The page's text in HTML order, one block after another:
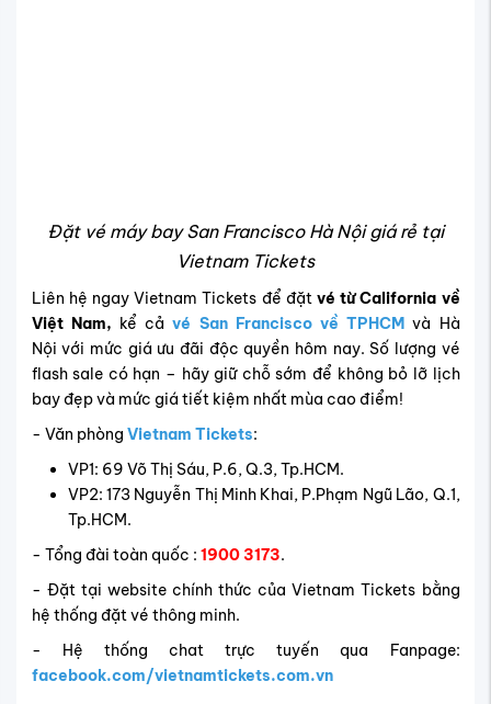
Đặt vé máy bay San Francisco Hà Nội giá rẻ tại
Vietnam Tickets
Liên hệ ngay Vietnam Tickets để đặt vé từ California về
Việt Nam, kể cảvé San Francisco về TPHCM và Hà
Nội với mức giá ưu đãi độc quyền hôm nay. Số lượng vé
flash sale có hạn – hãy giữ chỗ sớm để không bỏ lỡ lịch
bay đẹp và mức giá tiết kiệm nhất mùa cao điểm!
- Văn phòng Vietnam Tickets:
VP1: 69 Võ Thị Sáu, P.6, Q.3, Tp.HCM.
VP2: 173 Nguyễn Thị Minh Khai, P.Phạm Ngũ Lão, Q.1,
Tp.HCM.
- Tổng đài toàn quốc : 1900 3173.
- Đặt tại website chính thức của Vietnam Tickets bằng
hệ thống đặt vé thông minh.
- Hệ thống chat trực tuyến qua Fanpage:
facebook.com/vietnamtickets.com.vn